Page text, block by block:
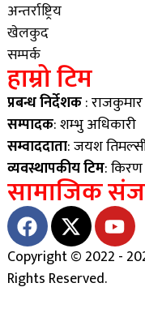
अन्तर्राष्ट्रिय
खेलकुद
सम्पर्क
हाम्रो टिम
प्रबन्ध निर्देशक:
सम्पादक: शम्भु अधिकारी
सम्वाददाता: जयश
व्यवस्थापकीय टिम: किरण
सामाजिक
Copyright © 2022 -
Rights Reserved.